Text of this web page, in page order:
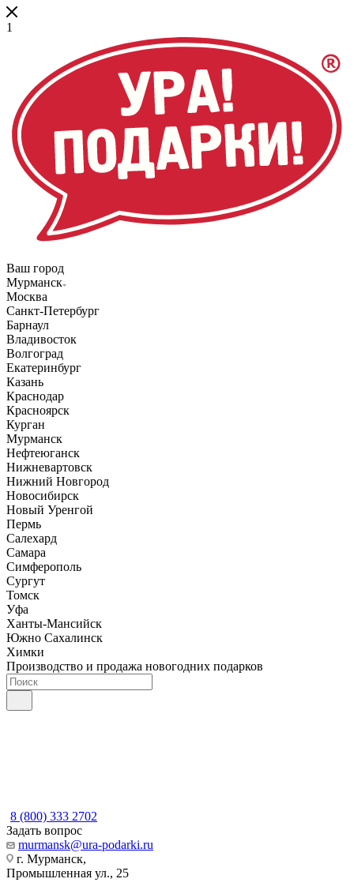
1
Ваш город
Мурманск
Москва
Санкт-Петербург
Барнаул
Владивосток
Волгоград
Екатеринбург
Казань
Краснодар
Красноярск
Курган
Мурманск
Нефтеюганск
Нижневартовск
Нижний Новгород
Новосибирск
Новый Уренгой
Пермь
Салехард
Самара
Симферополь
Сургут
Томск
Уфа
Ханты-Мансийск
Южно Сахалинск
Химки
Производство и продажа новогодних подарков
8 (800) 333 2702
Задать вопрос
murmansk@ura-podarki.ru
г. Мурманск,
Промышленная ул., 25